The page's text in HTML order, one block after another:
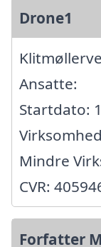
Drone1
Ansatte:
Startdato:
Mindre
CVR:
Forfatter